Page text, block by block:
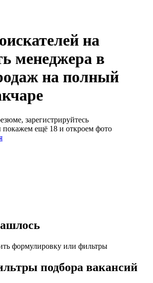
на
менеджера в
на полный
зарегистрируйтесь
покажем ещё 18 и откроем фото
формулировку или фильтры
подбора вакансий